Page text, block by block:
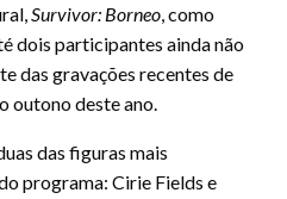
Survivor: Borneo, como
dois participantes ainda não
das gravações recentes de
outono deste ano.
das figuras mais
programa: Cirie Fields e